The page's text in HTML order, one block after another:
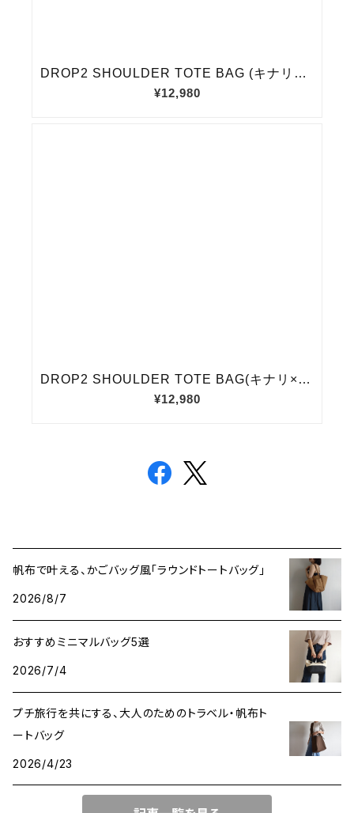
帆布で叶える、かごバッグ風「ラウンドトートバッグ」
2026/8/7
おすすめミニマルバッグ5選
2026/7/4
プチ旅行を共にする、大人のためのトラベル・帆布ト
ートバッグ
2026/4/23